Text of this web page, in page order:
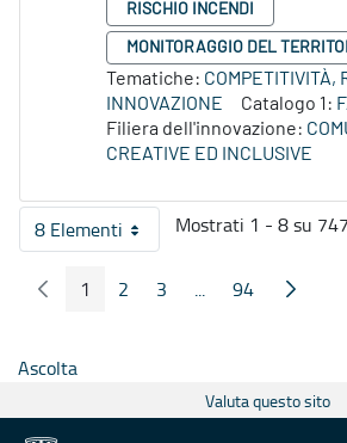
RISCHIO INCENDI
MONITORAGGIO DEL
Tematiche: COMPETITIVITÀ,
INNOVAZIONE
Catalogo 1:
Filiera dell'innovazione:
CREATIVE ED INCLUSIVE
8 ElementiPer pagina
Mostrati 1 - 8 su
Pagina Precedente
Pagina
1 Pagina
2 Pagina
3 ...
Pagine intermedie
Pagina
94 Pagina
Ascolta
Valuta questo sito